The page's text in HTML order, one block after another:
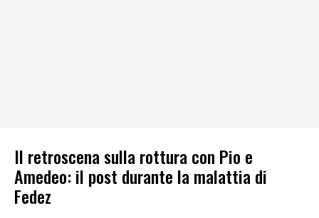
Il retroscena sulla rottura con Pio e
Amedeo: il post durante la malattia di
Fedez